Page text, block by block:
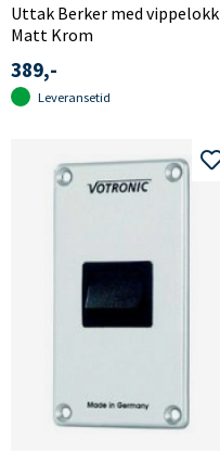
Uttak Berker med vippelokk
Matt Krom
389,-
Leveransetid